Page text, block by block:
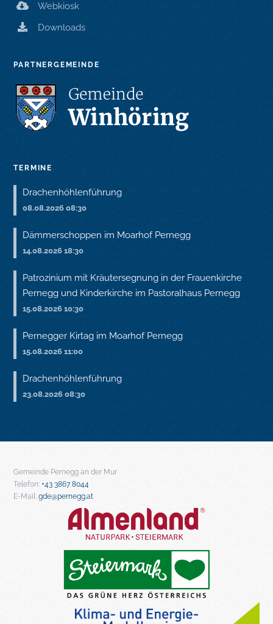
Webkiosk
Downloads
PARTNERGEMEINDE
TERMINE
Drachenhöhlenführung
08.08.2026 08:30
Dämmerschoppen im Moarhof Pernegg
14.08.2026 18:30
Patrozinium mit Kräutersegnung in der Frauenkirche
Pernegg und Kinderkirche im Pastoralhaus Pernegg
15.08.2026 10:30
Pernegger Kirtag im Moarhof Pernegg
15.08.2026 11:00
Drachenhöhlenführung
23.08.2026 08:30
Gemeinde Pernegg an der Mur
Telefon: +43 3867 8044
E-Mail: gde@pernegg.at